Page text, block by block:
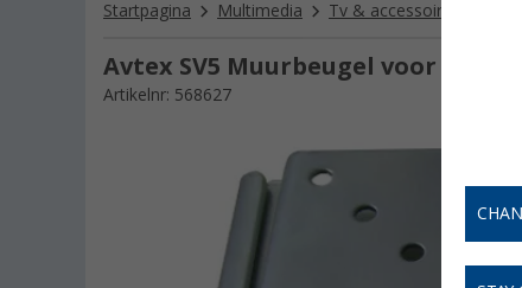
Startpagina Multimedia Tv & accessoires
Avtex SV5 Muurbeugel voor platte
Artikelnr: 568627